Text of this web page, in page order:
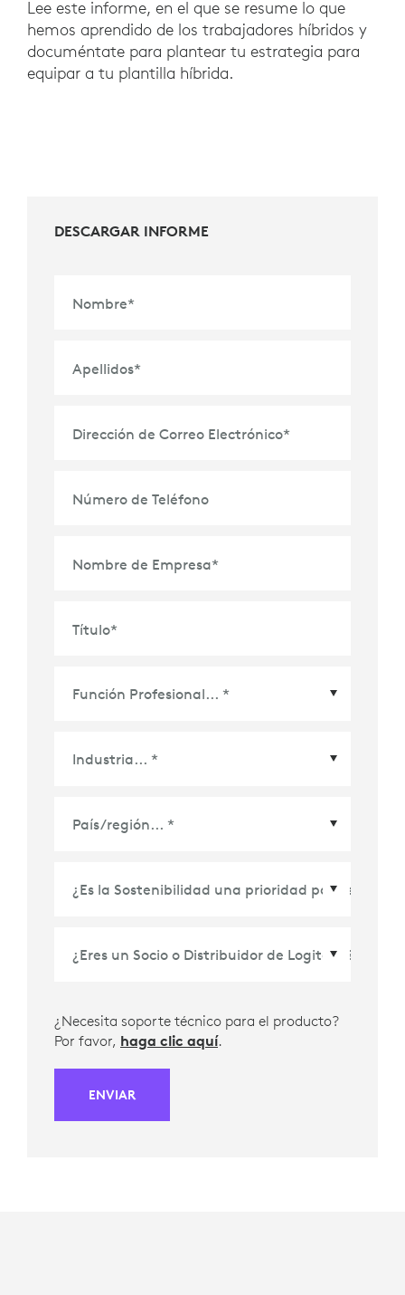
Lee este informe, en el que se resume lo que
hemos aprendido de los trabajadores híbridos y
documéntate para plantear tu estrategia para
equipar a tu plantilla híbrida.
DESCARGAR INFORME
Nombre*
Apellidos*
Dirección de Correo Electrónico*
Número de Teléfono
Nombre de Empresa*
Título*
¿Necesita soporte técnico para el producto?
Por favor, haga clic aquí.
ENVIAR